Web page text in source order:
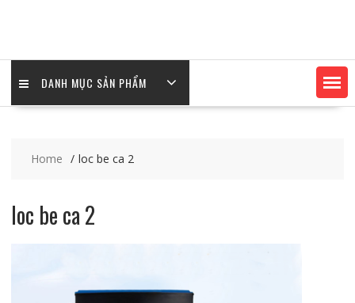
DANH MỤC SẢN PHẨM
Home loc be ca 2
loc be ca 2